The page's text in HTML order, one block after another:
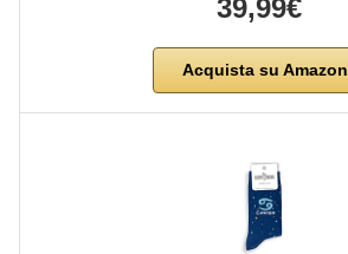
39,99€
Acquista su Amazon